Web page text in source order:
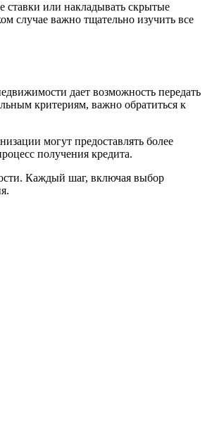
ставки или накладывать скрытые
случае важно тщательно изучить все
дает возможность передать
критериям, важно обратиться к
могут предоставлять более
получения кредита.
Каждый шаг, включая выбор